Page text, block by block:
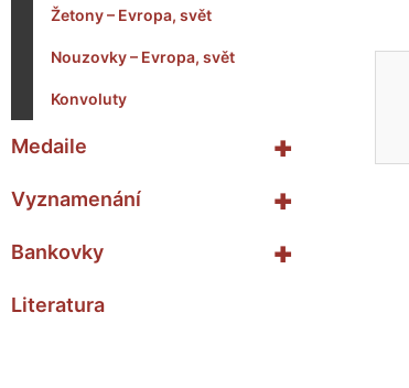
Žetony – Evropa, svět
Nouzovky – Evropa, svět
Konvoluty
+
Medaile
+
Vyznamenání
+
Bankovky
Literatura